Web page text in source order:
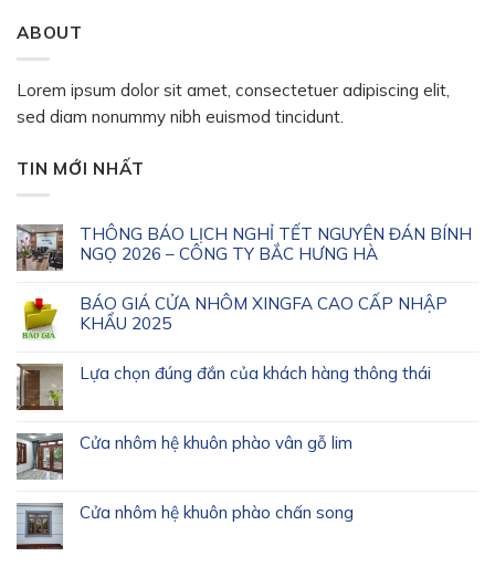
ABOUT
Lorem ipsum dolor sit amet, consectetuer adipiscing elit,
sed diam nonummy nibh euismod tincidunt.
TIN MỚI NHẤT
THÔNG BÁO LỊCH NGHỈ TẾT NGUYÊN ĐÁN BÍNH
NGỌ 2026 – CÔNG TY BẮC HƯNG HÀ
BÁO GIÁ CỬA NHÔM XINGFA CAO CẤP NHẬP
KHẨU 2025
Lựa chọn đúng đắn của khách hàng thông thái
Cửa nhôm hệ khuôn phào vân gỗ lim
Cửa nhôm hệ khuôn phào chấn song